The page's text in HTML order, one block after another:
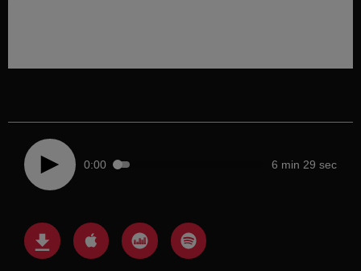
0:00 6 min 29 sec